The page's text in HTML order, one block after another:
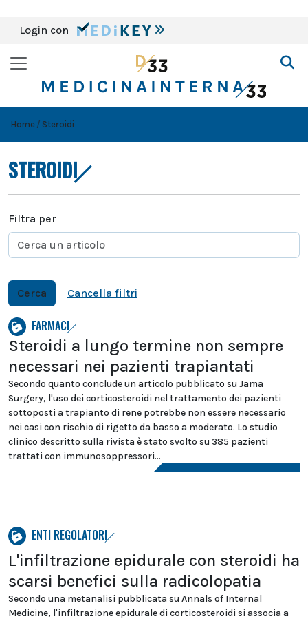
Login con
Home Steroidi
STEROIDI
Filtra per
Cerca Cancella filtri
FARMACI
Steroidi a lungo termine non sempre
necessari nei pazienti trapiantati
Secondo quanto conclude un articolo pubblicato su Jama
Surgery, l'uso dei corticosteroidi nel trattamento dei pazienti
sottoposti a trapianto di rene potrebbe non essere necessario
nei casi con rischio di rigetto da basso a moderato. Lo studio
clinico descritto sulla rivista è stato svolto su 385 pazienti
trattati con immunosoppressori...
ENTI REGOLATORI
L'infiltrazione epidurale con steroidi ha
scarsi benefici sulla radicolopatia
Secondo una metanalisi pubblicata su Annals of Internal
Medicine, l'infiltrazione epidurale di corticosteroidi si associa a